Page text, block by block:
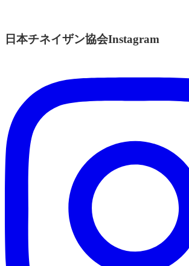
日本チネイザン協会Instagram